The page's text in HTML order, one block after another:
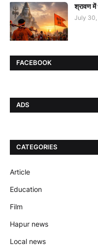
श्रावण में
July
FACEBOOK
ADS
CATEGORIES
Article
Education
Film
Hapur news
Local news